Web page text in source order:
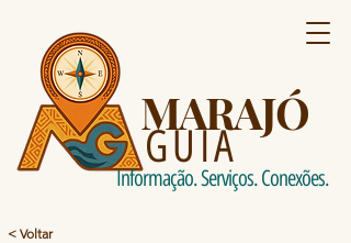
MARAJÓ
GUIA
Informação. Serviços. Conexões.
< Voltar